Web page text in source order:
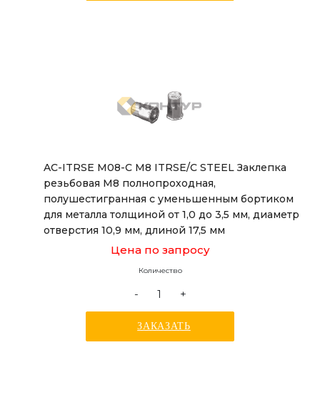
AC-ITRSE M08-C M8 ITRSE/C STEEL Заклепка
резьбовая М8 полнопроходная,
полушестигранная с уменьшенным бортиком
для металла толщиной от 1,0 до 3,5 мм, диаметр
отверстия 10,9 мм, длиной 17,5 мм
Цена по запросу
Количество
- +
ЗАКАЗАТЬ